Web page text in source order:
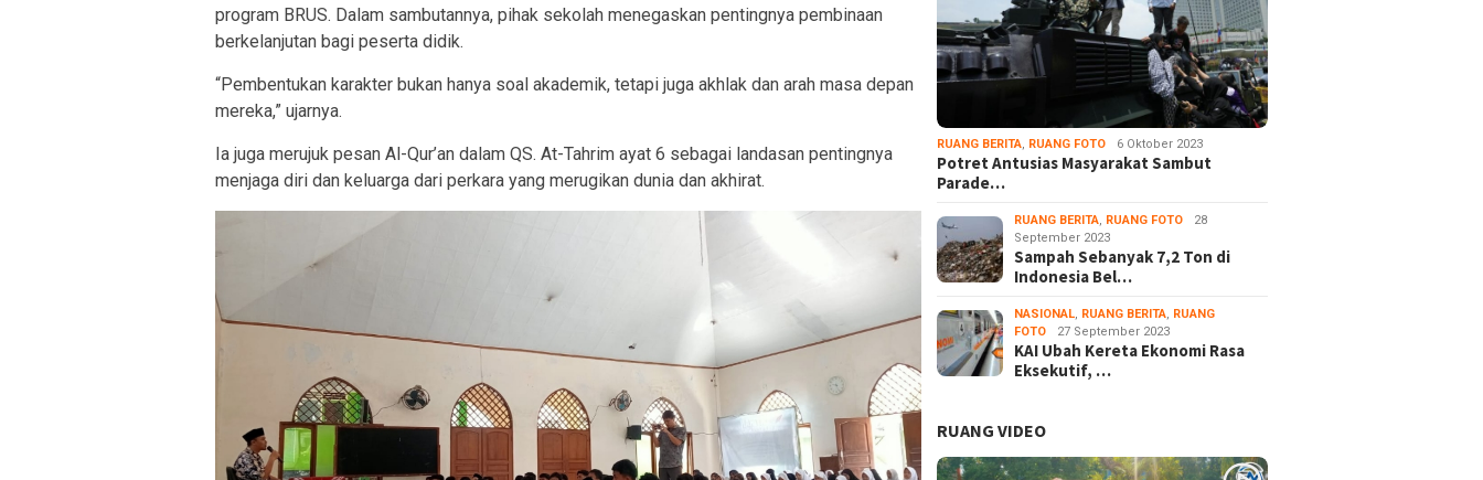
program BRUS. Dalam sambutannya, pihak sekolah menegaskan pentingnya pembinaan
berkelanjutan bagi peserta didik.
“Pembentukan karakter bukan hanya soal akademik, tetapi juga akhlak dan arah masa depan
mereka,” ujarnya.
Ia juga merujuk pesan Al-Qur’an dalam QS. At-Tahrim ayat 6 sebagai landasan pentingnya
menjaga diri dan keluarga dari perkara yang merugikan dunia dan akhirat.
RUANG BERITA, RUANG FOTO 6 Oktober 2023
Potret Antusias Masyarakat Sambut
Parade…
RUANG BERITA, RUANG FOTO
28
September 2023
Sampah Sebanyak 7,2 Ton di
Indonesia Bel…
NASIONAL, RUANG BERITA, RUANG
FOTO
27 September 2023
KAI Ubah Kereta Ekonomi Rasa
Eksekutif, …
RUANG VIDEO